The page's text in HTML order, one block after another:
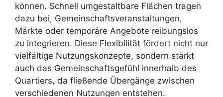
können. Schnell umgestaltbare Flächen tragen
dazu bei, Gemeinschaftsveranstaltungen,
Märkte oder temporäre Angebote reibungslos
zu integrieren. Diese Flexibilität fördert nicht nur
vielfältige Nutzungskonzepte, sondern stärkt
auch das Gemeinschaftsgefühl innerhalb des
Quartiers, da fließende Übergänge zwischen
verschiedenen Nutzungen entstehen.